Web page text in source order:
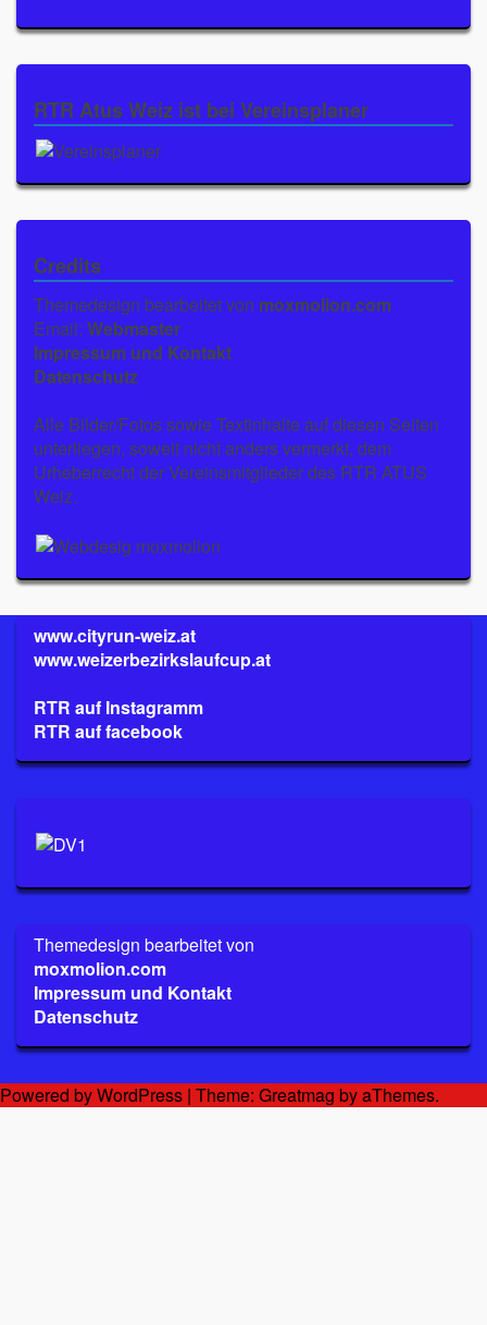
RTR Atus Weiz ist bei Vereinsplaner
Credits
Themedesign bearbeitet von moxmolion.com
Email: Webmaster
Impressum und Kontakt
Datenschutz
Alle Bilder/Fotos sowie Textinhalte auf diesen Seiten
unterliegen, soweit nicht anders vermerkt, dem
Urheberrecht der Vereinsmitglieder des RTR ATUS
Weiz.
www.cityrun-weiz.at
www.weizerbezirkslaufcup.at
RTR auf Instagramm
RTR auf facebook
Themedesign bearbeitet von
moxmolion.com
Impressum und Kontakt
Datenschutz
Powered by WordPress | Theme: Greatmag by aThemes.